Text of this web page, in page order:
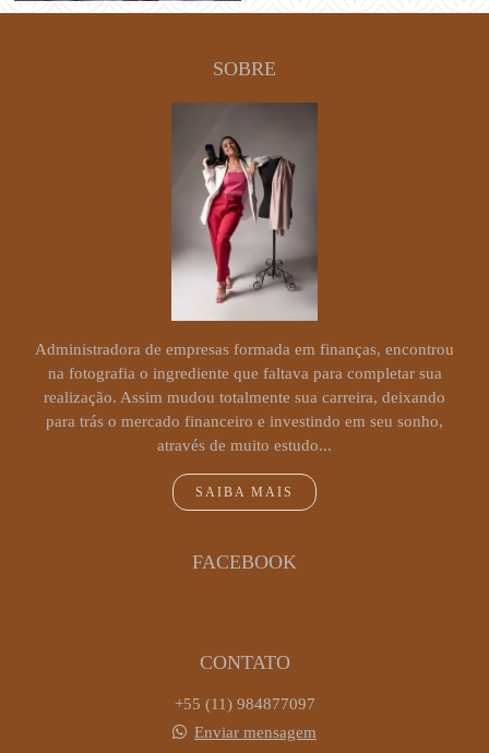
SOBRE
Administradora de empresas formada em finanças, encontrou
na fotografia o ingrediente que faltava para completar sua
realização. Assim mudou totalmente sua carreira, deixando
para trás o mercado financeiro e investindo em seu sonho,
através de muito estudo...
SAIBA MAIS
FACEBOOK
CONTATO
+55 (11) 984877097
Enviar mensagem